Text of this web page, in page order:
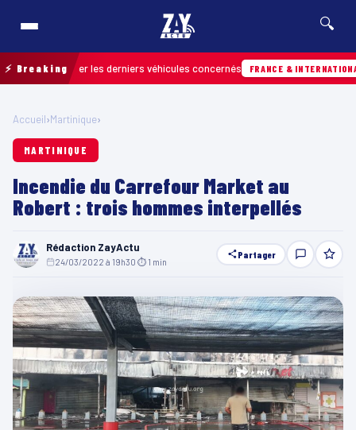
🔍
⚡ Breaking
retrouver les derniers véhicules concernés FRANCE & INTERNATIONALE
Accueil›Martinique›
MARTINIQUE
Incendie du Carrefour Market au
Robert : trois hommes interpellés
Rédaction ZayActu
24/03/2022 à 19h30 ⏱ 1 min
Partager